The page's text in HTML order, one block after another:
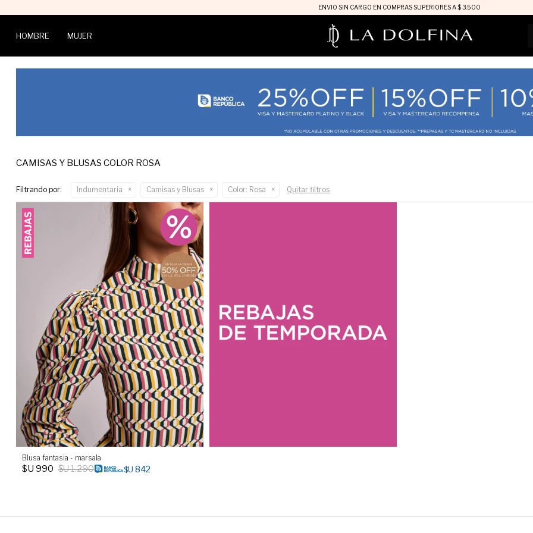
ENVIO SIN CARGO EN COMPRAS SUPERIORES A $ 3.500
HOMBRE MUJER
CAMISAS Y BLUSAS COLOR ROSA
Filtrando por: Indumentaria Camisas y Blusas Color: Rosa Quitar filtros
Blusa fantasia - marsala
$U 990 $U1.290 $U 842